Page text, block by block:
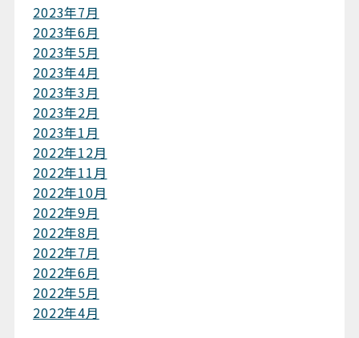
2023年7月
2023年6月
2023年5月
2023年4月
2023年3月
2023年2月
2023年1月
2022年12月
2022年11月
2022年10月
2022年9月
2022年8月
2022年7月
2022年6月
2022年5月
2022年4月